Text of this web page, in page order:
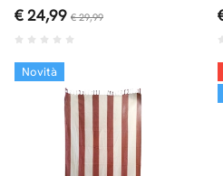
€ 24,99 € 29,99
Novità